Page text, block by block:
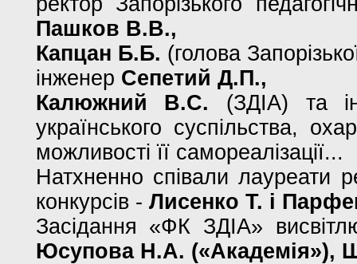
Пашков В.В.,
Капцан Б.Б. (голова
інженер Сепетий Д.П.,
Калюжний В.С. (ЗДІА) та
українського суспільства,
можливості її самореалізації...
Натхненно співали лауреати
конкурсів - Лисенко Т. і
Засідання «ФК ЗДІА»
Юсупова Н.А. («Академія»),